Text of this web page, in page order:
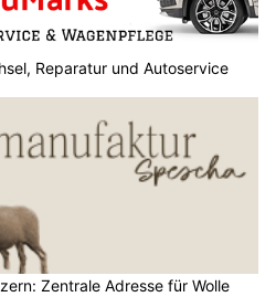
Reparatur und Autoservice
Zentrale Adresse für Wolle